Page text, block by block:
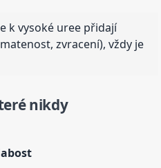
k vysoké uree přidají
zvracení), vždy je
nikdy